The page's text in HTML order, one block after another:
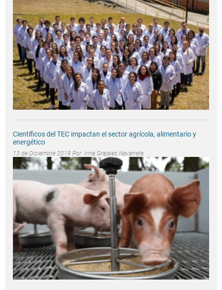
Científicos del TEC impactan el sector agrícola, alimentario y
energético
13 de Diciembre 2019 Por: Irina Grajales Navarrete